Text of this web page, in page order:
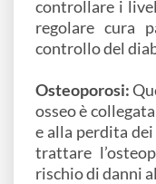
controllare i
regolare cura
controllo del
Osteoporosi:
osseo è
e alla perdita
trattare
rischio di danni